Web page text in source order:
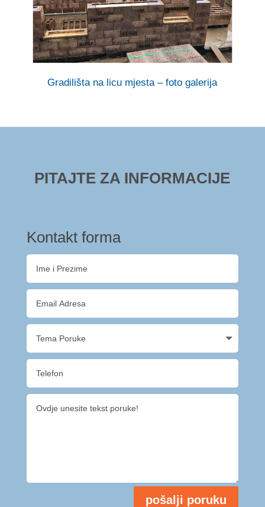
Gradilišta na licu mjesta – foto galerija
PITAJTE ZA INFORMACIJE
Kontakt forma
pošalji poruku